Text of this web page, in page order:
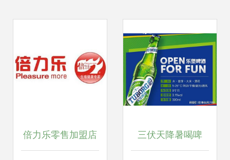
倍力乐零售加盟店 三伏天降暑喝啤